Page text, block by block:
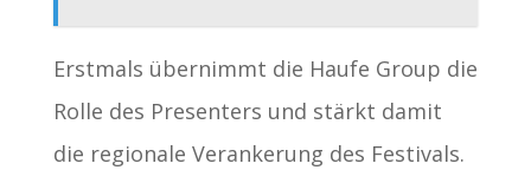
Erstmals übernimmt die Haufe Group die
Rolle des Presenters und stärkt damit
die regionale Verankerung des Festivals.